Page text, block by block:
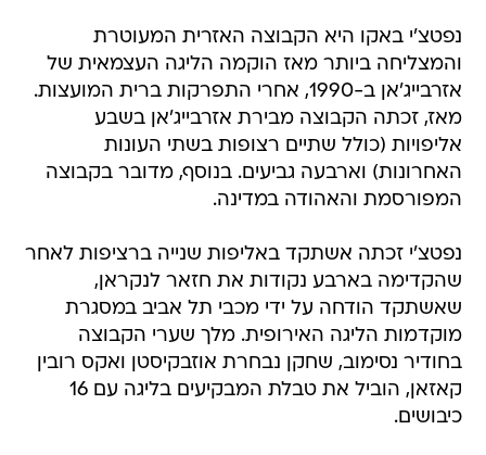
נפטצ'י באקו היא הקבוצה האזרית המעוטרת
והמצליחה ביותר מאז הוקמה הליגה העצמאית של
אזרבייג'אן ב-1990, אחרי התפרקות ברית המועצות.
מאז, זכתה הקבוצה מבירת אזרבייג'אן בשבע
אליפויות (כולל שתיים רצופות בשתי העונות
האחרונות) וארבעה גביעים. בנוסף, מדובר בקבוצה
המפורסמת והאהודה במדינה.
נפטצ'י זכתה אשתקד באליפות שנייה ברציפות לאחר
שהקדימה בארבע נקודות את חזאר לנקראן,
שאשתקד הודחה על ידי מכבי תל אביב במסגרת
מוקדמות הליגה האירופית. מלך שערי הקבוצה
בחודיר נסימוב, שחקן נבחרת אוזבקיסטן ואקס רובין
קאזאן, הוביל את טבלת המבקיעים בליגה עם 16
כיבושים.